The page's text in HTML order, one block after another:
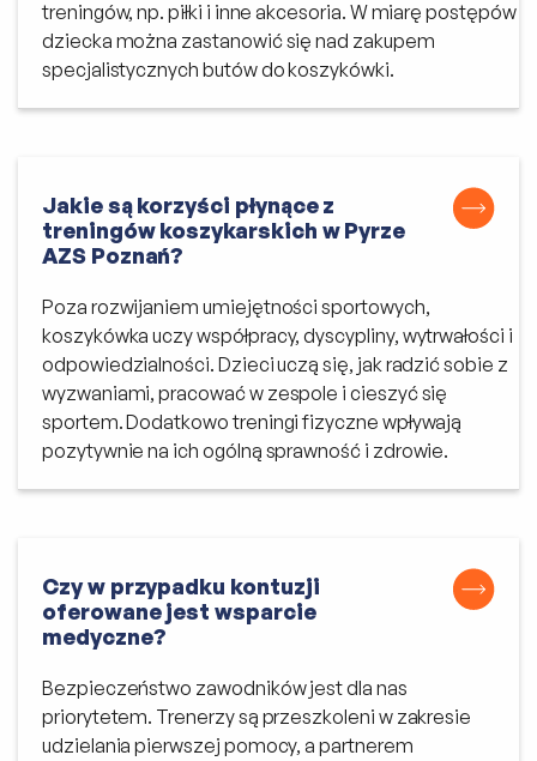
treningów, np. piłki i inne akcesoria. W miarę postępów
dziecka można zastanowić się nad zakupem
specjalistycznych butów do koszykówki.
Jakie są korzyści płynące z
treningów koszykarskich w Pyrze
AZS Poznań?
Poza rozwijaniem umiejętności sportowych,
koszykówka uczy współpracy, dyscypliny, wytrwałości i
odpowiedzialności. Dzieci uczą się, jak radzić sobie z
wyzwaniami, pracować w zespole i cieszyć się
sportem. Dodatkowo treningi fizyczne wpływają
pozytywnie na ich ogólną sprawność i zdrowie.
Czy w przypadku kontuzji
oferowane jest wsparcie
medyczne?
Bezpieczeństwo zawodników jest dla nas
priorytetem. Trenerzy są przeszkoleni w zakresie
udzielania pierwszej pomocy, a partnerem